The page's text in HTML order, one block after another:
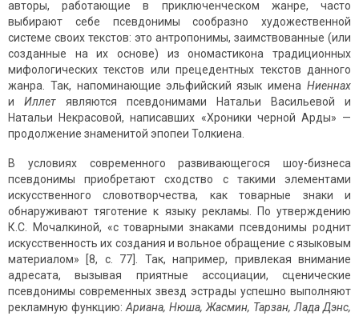
авторы, рабо­тающие в приключенческом жанре, часто
выбирают себе псевдонимы сообразно ху­дожественной
системе своих текстов: это антропонимы, заимствованные (или
созданные на их основе) из ономастикона традиционных
мифологических тек­стов или прецедентных текстов данного
жанра. Так, напоминающие эльфийский язык имена Ниеннах
и Иллет являются псевдонимами Натальи Василье­вой и
Натальи Некрасовой, написавших «Хроники черной Арды» —
продолже­ние знаменитой эпопеи Толкиена.
В условиях современного развивающегося шоу-бизнеса
псевдо­нимы приоб­ретают сходство с такими элементами
искусственного словотворчества, как то­варные знаки и
обнаруживают тя­готение к языку рекламы. По утверждению
К.С. Мочалкиной, «с товарными знаками псевдонимы роднит
искусственность их создания и вольное обращение с языковым
материалом» [8, с. 77]. Так, например, привлекая внимание
адресата, вызывая приятные ассоциации, сценические
псевдонимы современных звезд эстрады успешно выполняют
рекламную функцию: Ариана, Нюша, Жасмин, Тарзан, Лада Дэнс,